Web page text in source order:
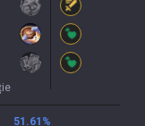
51.61 %